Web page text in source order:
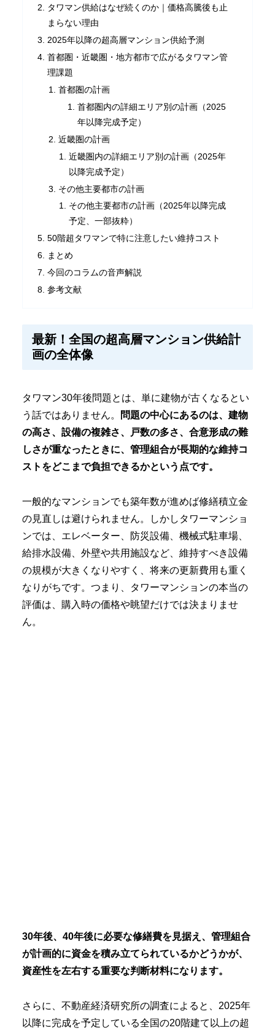
タワマン供給はなぜ続くのか｜価格高騰後も止
まらない理由
2025年以降の超高層マンション供給予測
首都圏・近畿圏・地方都市で広がるタワマン管
理課題
首都圏の計画
首都圏内の詳細エリア別の計画（2025
年以降完成予定）
近畿圏の計画
近畿圏内の詳細エリア別の計画（2025年
以降完成予定）
その他主要都市の計画
その他主要都市の計画（2025年以降完成
予定、一部抜粋）
50階超タワマンで特に注意したい維持コスト
まとめ
今回のコラムの音声解説
参考文献
最新！全国の超高層マンション供給計
画の全体像
タワマン30年後問題とは、単に建物が古くなるとい
う話ではありません。
問題の中心にあるのは、建物
の高さ、設備の複雑さ、戸数の多さ、合意形成の難
しさが重なったときに、管理組合が長期的な維持コ
ストをどこまで負担できるかという点です。
一般的なマンションでも築年数が進めば修繕積立金
の見直しは避けられません。しかしタワーマンショ
ンでは、エレベーター、防災設備、機械式駐車場、
給排水設備、外壁や共用施設など、維持すべき設備
の規模が大きくなりやすく、将来の更新費用も重く
なりがちです。つまり、タワーマンションの本当の
評価は、購入時の価格や眺望だけでは決まりませ
ん。
30年後、40年後に必要な修繕費を見据え、管理組合
が計画的に資金を積み立てられているかどうかが、
資産性を左右する重要な判断材料になります。
さらに、不動産経済研究所の調査によると、2025年
以降に完成を予定している全国の20階建て以上の超